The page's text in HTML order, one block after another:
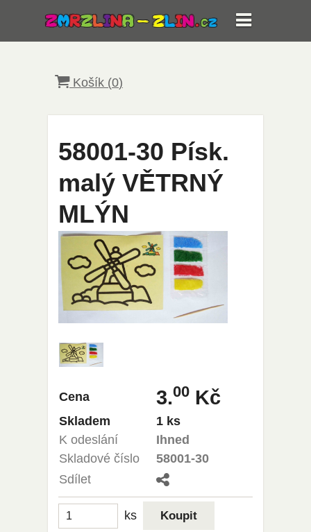
Košík (0)
58001-30 Písk.
malý VĚTRNÝ
MLÝN
Cena 3.00 Kč
Skladem
1 ks
K odeslání
Ihned
Skladové číslo
58001-30
Sdílet
ks